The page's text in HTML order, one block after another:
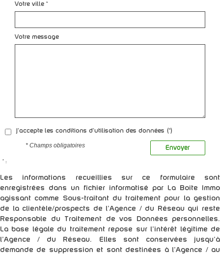
Votre ville *
Votre message
J'accepte les conditions d'utilisation des données (*)
Envoyer
* Champs obligatoires
* :
Les informations recueillies sur ce formulaire sont
enregistrées dans un fichier informatisé par La Boite Immo
agissant comme Sous-traitant du traitement pour la gestion
de la clientèle/prospects de l'Agence / du Réseau qui reste
Responsable du Traitement de vos Données personnelles.
La base légale du traitement repose sur l'intérêt légitime de
l'Agence / du Réseau. Elles sont conservées jusqu'à
demande de suppression et sont destinées à l'Agence / au